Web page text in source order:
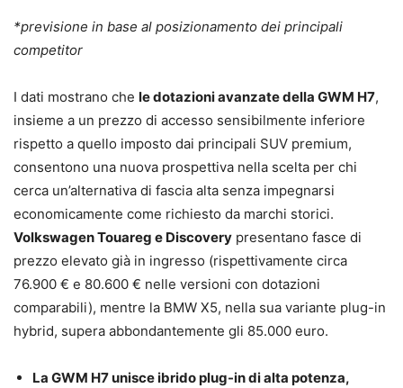
*previsione in base al posizionamento dei principali
competitor
I dati mostrano che le dotazioni avanzate della GWM H7,
insieme a un prezzo di accesso sensibilmente inferiore
rispetto a quello imposto dai principali SUV premium,
consentono una nuova prospettiva nella scelta per chi
cerca un’alternativa di fascia alta senza impegnarsi
economicamente come richiesto da marchi storici.
Volkswagen Touareg e Discovery presentano fasce di
prezzo elevato già in ingresso (rispettivamente circa
76.900 € e 80.600 € nelle versioni con dotazioni
comparabili), mentre la BMW X5, nella sua variante plug-in
hybrid, supera abbondantemente gli 85.000 euro.
La GWM H7 unisce ibrido plug-in di alta potenza,